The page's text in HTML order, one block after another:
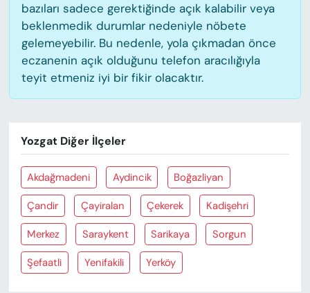
bazıları sadece gerektiğinde açık kalabilir veya
beklenmedik durumlar nedeniyle nöbete
gelemeyebilir. Bu nedenle, yola çıkmadan önce
eczanenin açık olduğunu telefon aracılığıyla
teyit etmeniz iyi bir fikir olacaktır.
Yozgat Diğer İlçeler
Akdağmadeni Aydincik Boğazliyan
Çandir Çayiralan Çekerek Kadişehri
Merkez Saraykent Sarikaya Sorgun
Şefaatli Yenifakili Yerköy